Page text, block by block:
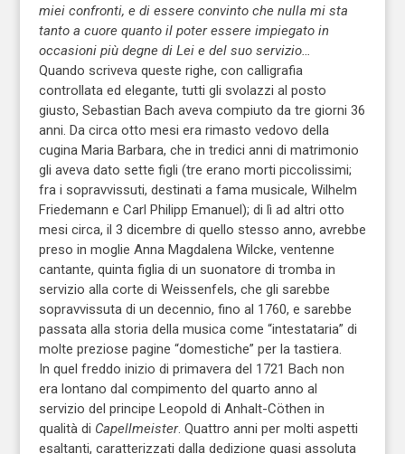
miei confronti, e di essere convinto che nulla mi sta
tanto a cuore quanto il poter essere impiegato in
occasioni più degne di Lei e del suo servizio…
Quando scriveva queste righe, con calligrafia
controllata ed elegante, tutti gli svolazzi al posto
giusto, Sebastian Bach aveva compiuto da tre giorni 36
anni. Da circa otto mesi era rimasto vedovo della
cugina Maria Barbara, che in tredici anni di matrimonio
gli aveva dato sette figli (tre erano morti piccolissimi;
fra i sopravvissuti, destinati a fama musicale, Wilhelm
Friedemann e Carl Philipp Emanuel); di lì ad altri otto
mesi circa, il 3 dicembre di quello stesso anno, avrebbe
preso in moglie Anna Magdalena Wilcke, ventenne
cantante, quinta figlia di un suonatore di tromba in
servizio alla corte di Weissenfels, che gli sarebbe
sopravvissuta di un decennio, fino al 1760, e sarebbe
passata alla storia della musica come “intestataria” di
molte preziose pagine “domestiche” per la tastiera.
In quel freddo inizio di primavera del 1721 Bach non
era lontano dal compimento del quarto anno al
servizio del principe Leopold di Anhalt-Cöthen in
qualità di Capellmeister. Quattro anni per molti aspetti
esaltanti, caratterizzati dalla dedizione quasi assoluta